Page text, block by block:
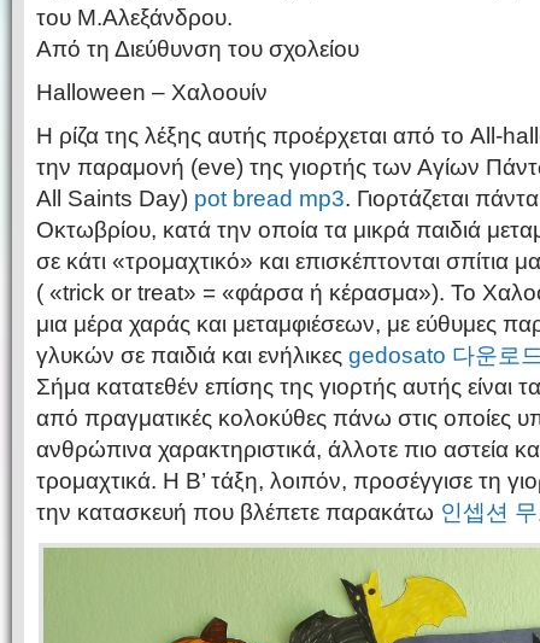
του Μ.Αλεξάνδρου.
Από τη Διεύθυνση του σχολείου
Halloween – Χαλοουίν
Η ρίζα της λέξης αυτής προέρχεται από το All-
την παραμονή (eve) της γιορτής των Αγίων
All Saints Day) pot bread mp3. Γιορτάζεται
Οκτωβρίου, κατά την οποία τα μικρά παιδιά
σε κάτι «τρομαχτικό» και επισκέπτονται σπίτια
( «trick or treat» = «φάρσα ή κέρασμα»). Το
μια μέρα χαράς και μεταμφιέσεων, με εύθυμες
γλυκών σε παιδιά και ενήλικες gedosato 다운로
Σήμα κατατεθέν επίσης της γιορτής αυτής είναι
από πραγματικές κολοκύθες πάνω στις οποίες
ανθρώπινα χαρακτηριστικά, άλλοτε πιο αστεία
τρομαχτικά. Η Β’ τάξη, λοιπόν, προσέγγισε τη
την κατασκευή που βλέπετε παρακάτω 인셉션